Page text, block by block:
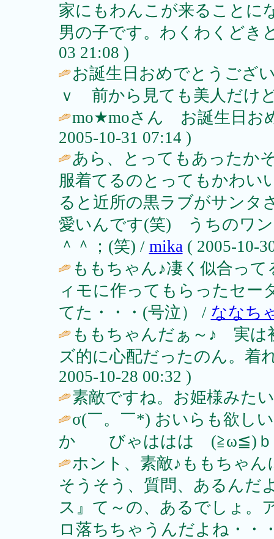
家にもわんこが来ることに
男の子です。わくわくどき
03 21:08 )
お誕生日おめでとうござ
ｖ 前から見ても美人だけ
mo★moさん お誕生日お
2005-10-31 07:14 )
あら、とってもあったか
服着てるのとってもかわ
ると近所の黒ラブがサンタ
愛いんです(笑) うちのワ
＾＾；(笑) / mika ( 2005-10-
ももちゃん♪凄く似合っ
ィモに作ってもらったセー
てた・・・(号泣） / ななち
ももちゃんだぁ～♪ 実は
ズ的に心配だったのん。着
2005-10-28 00:32 )
素敵ですね。お姫様みた
σ(￣。￣*) おいらも欲
か びゃははは (≧ω≦)ｂ /
ホント、素敵♪ももち
そうそう、質問、あるん
ス』て～の、あるでしょ。
ロ落ちちゃうんだよね・・